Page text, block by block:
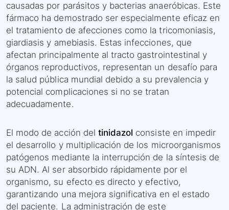
causadas por parásitos y bacterias anaeróbicas. Este
fármaco ha demostrado ser especialmente eficaz en
el tratamiento de afecciones como la tricomoniasis,
giardiasis y amebiasis. Estas infecciones, que
afectan principalmente al tracto gastrointestinal y
órganos reproductivos, representan un desafío para
la salud pública mundial debido a su prevalencia y
potencial complicaciones si no se tratan
adecuadamente.
El modo de acción del tinidazol consiste en impedir
el desarrollo y multiplicación de los microorganismos
patógenos mediante la interrupción de la síntesis de
su ADN. Al ser absorbido rápidamente por el
organismo, su efecto es directo y efectivo,
garantizando una mejora significativa en el estado
del paciente. La administración de este